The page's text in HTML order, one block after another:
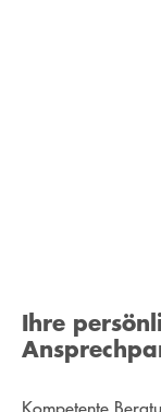
Ihre